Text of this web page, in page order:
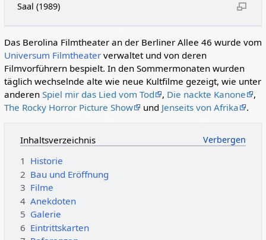
Saal (1989)
Das Berolina Filmtheater an der Berliner Allee 46 wurde vom
Universum Filmtheaterverwaltet und von deren
Filmvorführern bespielt. In den Sommermonaten wurden
täglich wechselnde alte wie neue Kultfilme gezeigt, wie unter
anderen Spiel mir das Lied vom Tod , Die nackte Kanone
,
The Rocky Horror Picture Show
und Jenseits von Afrika .
Inhaltsverzeichnis
1 Historie
2 Bau und Eröffnung
3 Filme
4 Anekdoten
5 Galerie
6 Eintrittskarten